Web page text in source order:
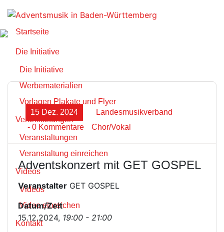
Inhalt
springenStartseite
Die Initiative
Die Initiative
Werbematerialien
Vorlagen Plakate und Flyer
Veranstaltungen
Veranstaltungen
Veranstaltung einreichen
Videos
Videos
Video einreichen
Kontakt
15 Dez. 2024
Landesmusikverband
- 0 Kommentare
Chor/Vokal
Adventskonzert mit GET GOSPEL
Veranstalter GET GOSPEL
Datum/Zeit
15.12.2024, 19:00 - 21:00